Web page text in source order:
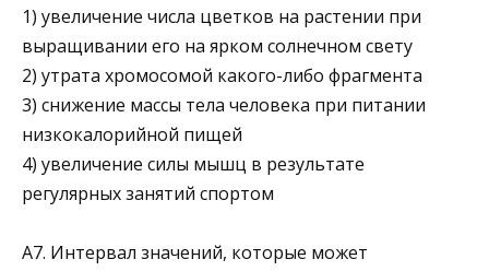
1) увеличение числа цветков на растении при
выращива­нии его на ярком солнечном свету
2) утрата хромосомой какого-либо фрагмента
3) снижение массы тела человека при питании
низкока­лорийной пищей
4) увеличение силы мышц в результате
регулярных заня­тий спортом
А7. Интервал значений, которые может